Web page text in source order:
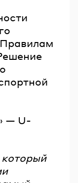
— U-
который